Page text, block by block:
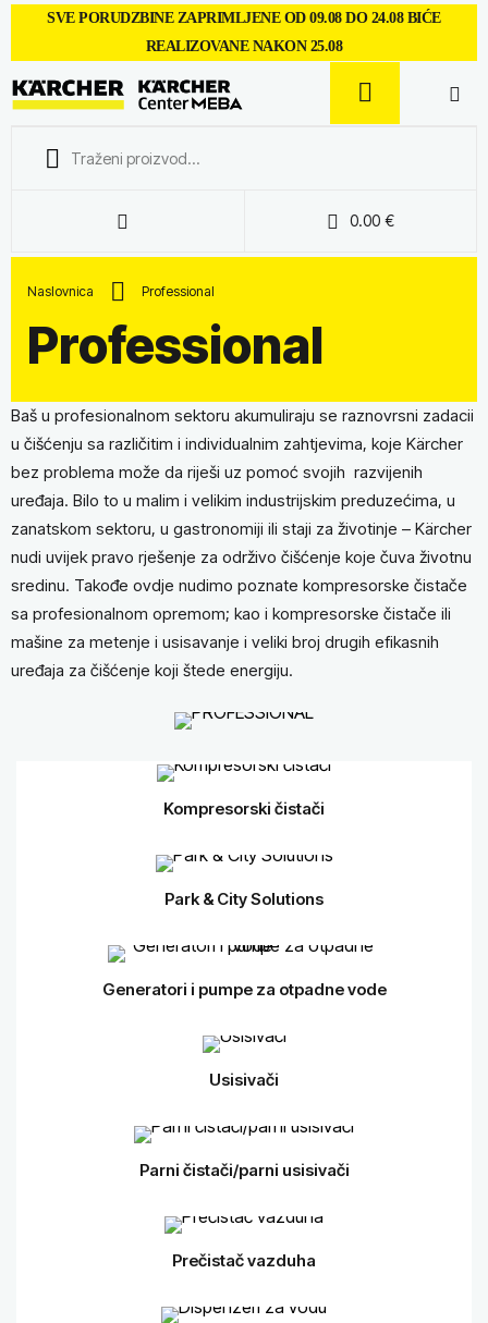
SVE PORUDZBINE ZAPRIMLJENE OD 09.08 DO 24.08 BIĆE
REALIZOVANE NAKON 25.08
€
0.00
Naslovnica Professional
Professional
Baš u profesionalnom sektoru akumuliraju se raznovrsni zadacii
u čišćenju sa različitim i individualnim zahtjevima, koje Kärcher
bez problema može da riješi uz pomoć svojih razvijenih
uređaja. Bilo to u malim i velikim industrijskim preduzećima, u
zanatskom sektoru, u gastronomiji ili staji za životinje – Kärcher
nudi uvijek pravo rješenje za održivo čišćenje koje čuva životnu
sredinu. Takođe ovdje nudimo poznate kompresorske čistače
sa profesionalnom opremom; kao i kompresorske čistače ili
mašine za metenje i usisavanje i veliki broj drugih efikasnih
uređaja za čišćenje koji štede energiju.
Kompresorski čistači
Park & City Solutions
Generatori i pumpe za otpadne vode
Usisivači
Parni čistači/parni usisivači
Prečistač vazduha